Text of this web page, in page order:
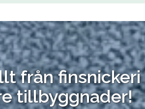
från finsnickeri
tillbyggnader!